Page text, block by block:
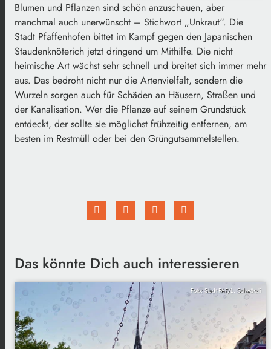
Blumen und Pflanzen sind schön anzuschauen, aber
manchmal auch unerwünscht – Stichwort „Unkraut“. Die
Stadt Pfaffenhofen bittet im Kampf gegen den Japanischen
Staudenknöterich jetzt dringend um Mithilfe. Die nicht
heimische Art wächst sehr schnell und breitet sich immer mehr
aus. Das bedroht nicht nur die Artenvielfalt, sondern die
Wurzeln sorgen auch für Schäden an Häusern, Straßen und
der Kanalisation. Wer die Pflanze auf seinem Grundstück
entdeckt, der sollte sie möglichst frühzeitig entfernen, am
besten im Restmüll oder bei den Grüngutsammelstellen.
Das könnte Dich auch interessieren
Foto: Stadt PAF/L. Schwärzli